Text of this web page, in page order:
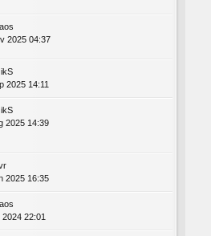
2025 04:37
2025 14:11
2025 14:39
2025 16:35
22:01